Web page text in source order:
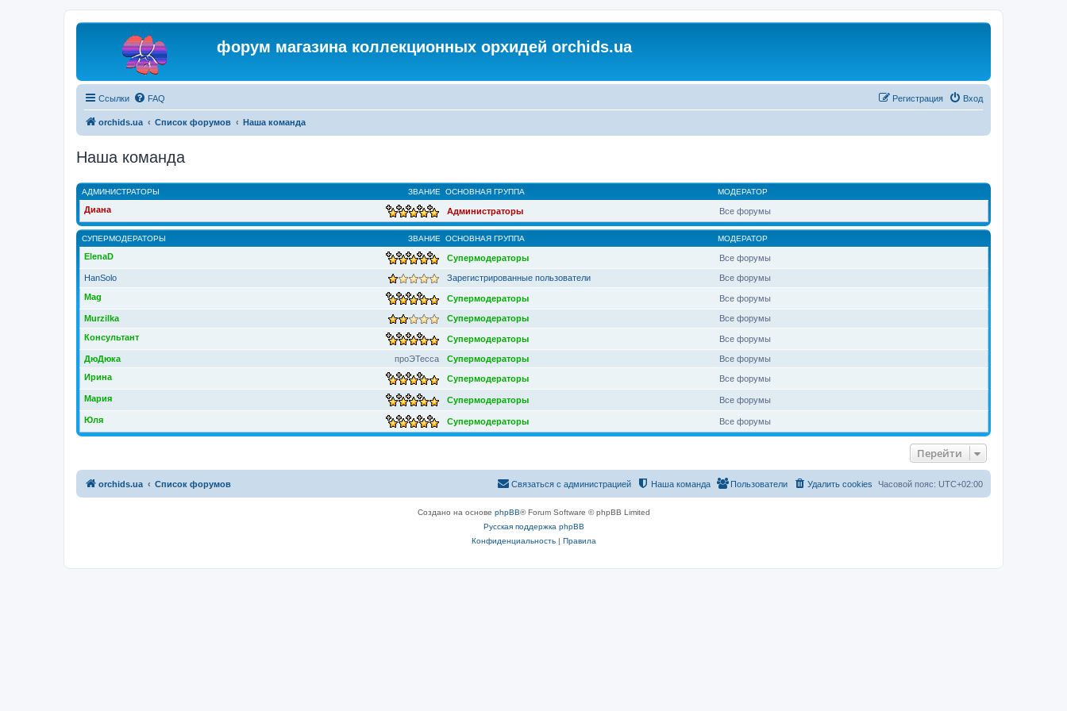
форум магазина коллекционных орхидей orchids.ua
Ссылки FAQ Вход
Регистрация
orchids.ua Список форумов Наша команда
Наша команда
ЗВАНИЕ
АДМИНИСТРАТОРЫ ОСНОВНАЯ ГРУППА МОДЕРАТОР
Диана Администраторы Все форумы
ЗВАНИЕ
СУПЕРМОДЕРАТОРЫ ОСНОВНАЯ ГРУППА МОДЕРАТОР
ElenaD Супермодераторы Все форумы
HanSolo Зарегистрированные пользователи
Все форумы
Mag
Супермодераторы Все форумы
Murzilka Супермодераторы
Все форумы
Консультант
Супермодераторы Все форумы
проЭТесса
ДюДюка Супермодераторы
Все форумы
Ирина
Супермодераторы Все форумы
Мария Супермодераторы Все форумы
Юля Супермодераторы Все форумы
Перейти
orchids.ua Список форумов Часовой пояс: UTC+02:00
Удалить cookies
Пользователи
Наша команда
Связаться с администрацией
Создано на основе phpBB® Forum Software © phpBB Limited
Русская поддержка phpBB
Конфиденциальность| Правила